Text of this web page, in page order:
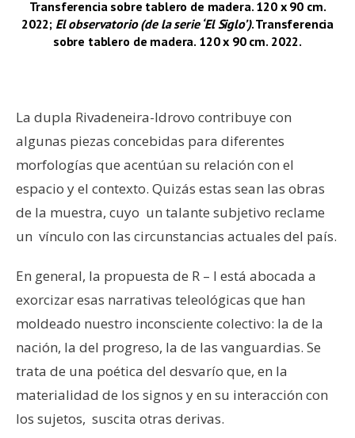
Transferencia sobre tablero de madera. 120 x 90 cm.
2022; El observatorio (de la serie ‘El Siglo’). Transferencia
sobre tablero de madera. 120 x 90 cm. 2022.
La dupla Rivadeneira-Idrovo contribuye con
algunas piezas concebidas para diferentes
morfologías que acentúan su relación con el
espacio y el contexto. Quizás estas sean las obras
de la muestra, cuyo un talante subjetivo reclame
un vínculo con las circunstancias actuales del país.
En general, la propuesta de R – I está abocada a
exorcizar esas narrativas teleológicas que han
moldeado nuestro inconsciente colectivo: la de la
nación, la del progreso, la de las vanguardias. Se
trata de una poética del desvarío que, en la
materialidad de los signos y en su interacción con
los sujetos, suscita otras derivas.